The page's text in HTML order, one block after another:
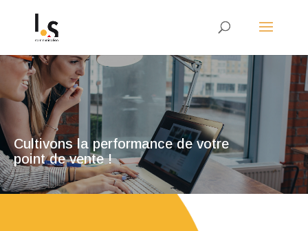
Cultivons la performance de votre
point de vente !